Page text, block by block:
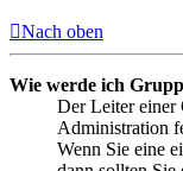
Nach oben
Wie werde ich
Der Leiter einer
Administration
Wenn Sie eine